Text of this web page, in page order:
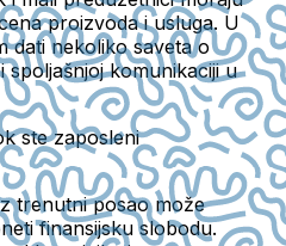
proizvoda i usluga. U
dati nekoliko saveta o
spoljašnjoj komunikaciji u
ste zaposleni
trenutni posao može
finansijsku slobodu.